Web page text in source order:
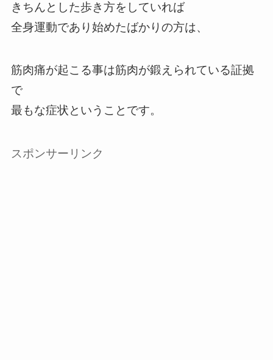
きちんとした歩き方をしていれば
全身運動であり始めたばかりの方は、
筋肉痛が起こる事は筋肉が鍛えられている証拠
で
最もな症状ということです。
スポンサーリンク